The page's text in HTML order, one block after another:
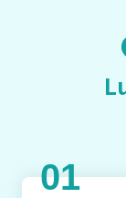
01